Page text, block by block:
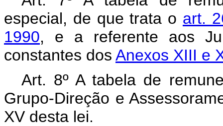
especial, de que trata o art.
1990, e a referente aos
constantes dos Anexos XIII e
Art. 8º A tabela de
Grupo-Direção e
XV desta lei.